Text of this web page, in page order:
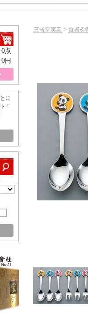
三省堂実業 > 食器&
0点
0円
に
！